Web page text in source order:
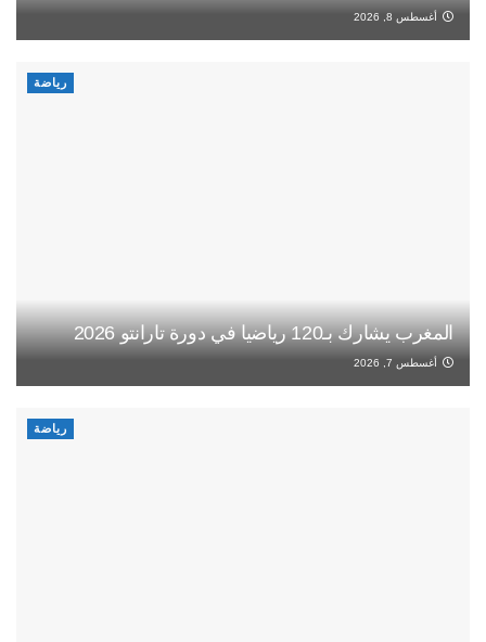
أغسطس 8, 2026
رياضة
المغرب يشارك بـ120 رياضيا في دورة تارانتو 2026
أغسطس 7, 2026
رياضة